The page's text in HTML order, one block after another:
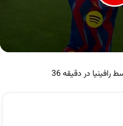
در دقیقه 36